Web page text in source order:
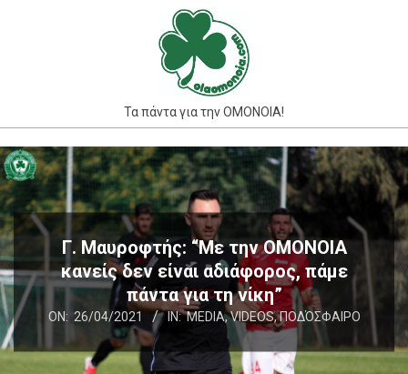
Τα πάντα για την ΟΜΟΝΟΙΑ!
Primary
Navigation
Menu
Γ. Μαυροφτής: “Με την ΟΜΟΝΟΙΑ
κανείς δεν είναι αδιάφορος, πάμε
πάντα για τη νίκη”
ON: 26/04/2021 IN: MEDIA,VIDEOS,ΠΟΔΌΣΦΑΙΡΟ